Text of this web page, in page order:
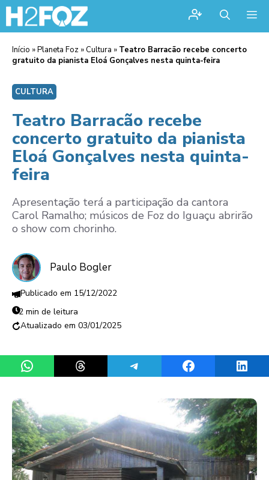
Início »Planeta Foz » Cultura » Teatro Barracão recebe concerto
gratuito da pianista Eloá Gonçalves nesta quinta-feira
CULTURA
Teatro Barracão recebe
concerto gratuito da pianista
Eloá Gonçalves nesta quinta-
feira
Apresentação terá a participação da cantora
Carol Ramalho; músicos de Foz do Iguaçu abrirão
o show com chorinho.
Paulo Bogler
15/12/2022
2 min de leitura
03/01/2025
Share on WhatsAppShare on ThreadsShare on TelegramShare on Facebook